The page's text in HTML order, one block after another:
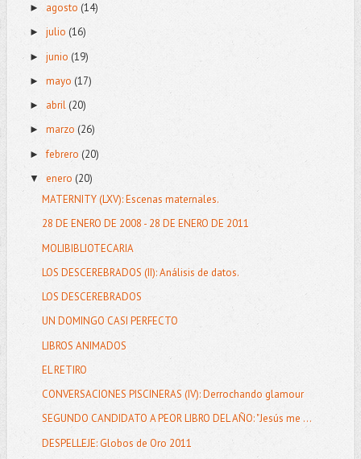
► agosto (14)
► julio (16)
► junio (19)
► mayo (17)
► abril (20)
► marzo (26)
►febrero (20)
▼ enero (20)
MATERNITY (LXV): Escenas maternales.
28 DE ENERO DE 2008 - 28 DE ENERO DE 2011
MOLIBIBLIOTECARIA
LOS DESCEREBRADOS (II): Análisis de datos.
LOS DESCEREBRADOS
UN DOMINGO CASI PERFECTO
LIBROS ANIMADOS
EL RETIRO
CONVERSACIONES PISCINERAS (IV): Derrochando glamour
SEGUNDO CANDIDATO A PEOR LIBRO DEL AÑO: "Jesús me ...
DESPELLEJE: Globos de Oro 2011